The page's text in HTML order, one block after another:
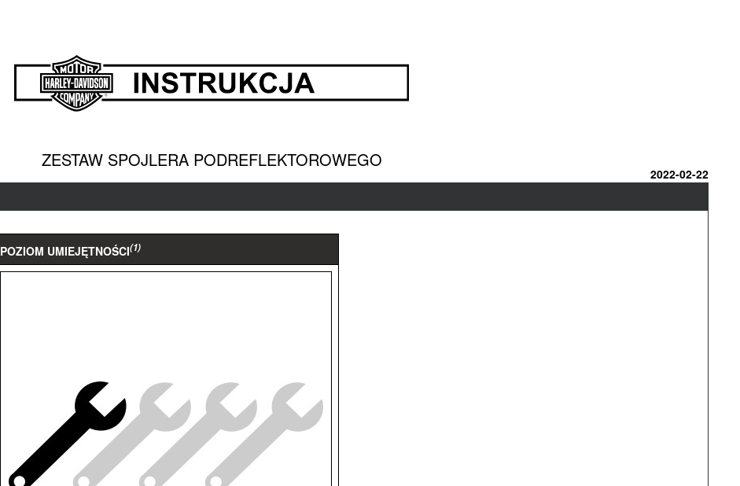
ZESTAW SPOJLERA PODREFLEKTOROWEGO
2022-02-22
POZIOM UMIEJĘTNOŚCI(1)